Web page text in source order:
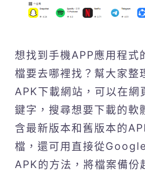
想找到手機APP應用程式
檔要去哪裡找？幫大家整
APK下載網站，可以在網
鍵字，搜尋想要下載的軟
含最新版本和舊版本的
檔，還可用直接從
APK的方法，將檔案備份